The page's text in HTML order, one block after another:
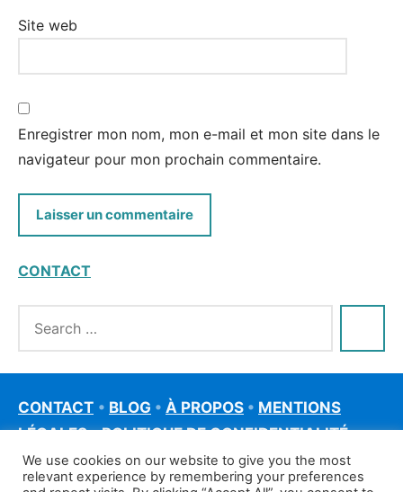
Site web
Enregistrer mon nom, mon e-mail et mon site dans le
navigateur pour mon prochain commentaire.
CONTACT
CONTACT • BLOG • À PROPOS • MENTIONS
LÉGALES•POLITIQUE DE CONFIDENTIALITÉ
We use cookies on our website to give you the most
relevant experience by remembering your preferences